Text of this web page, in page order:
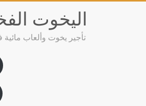
اليخوت
تأجير يخوت وألعاب